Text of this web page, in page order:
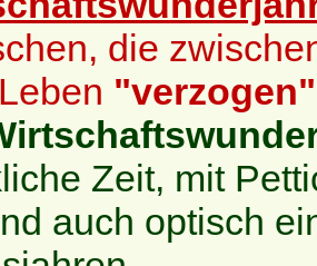
die
"verzogen"
Zeit, mit
auch optisch